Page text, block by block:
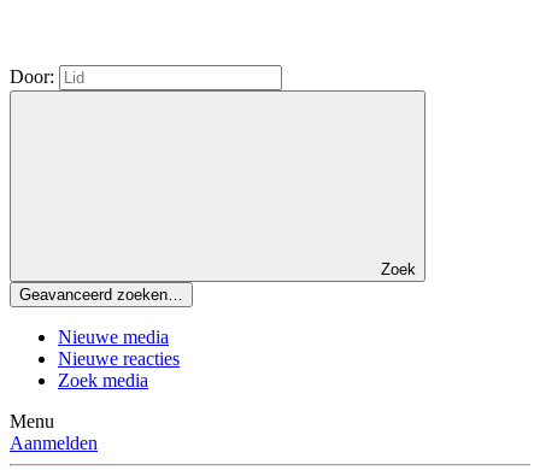
Door:
Zoek
Geavanceerd zoeken…
Nieuwe media
Nieuwe reacties
Zoek media
Menu
Aanmelden